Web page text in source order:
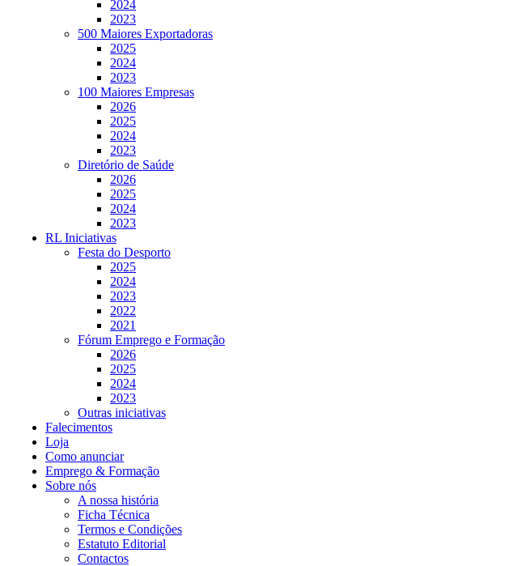
2024
2023
500 Maiores Exportadoras
2025
2024
2023
100 Maiores Empresas
2026
2025
2024
2023
Diretório de Saúde
2026
2025
2024
2023
RL Iniciativas
Festa do Desporto
2025
2024
2023
2022
2021
Fórum Emprego e Formação
2026
2025
2024
2023
Outras iniciativas
Falecimentos
Loja
Como anunciar
Emprego & Formação
Sobre nós
A nossa história
Ficha Técnica
Termos e Condições
Estatuto Editorial
Contactos